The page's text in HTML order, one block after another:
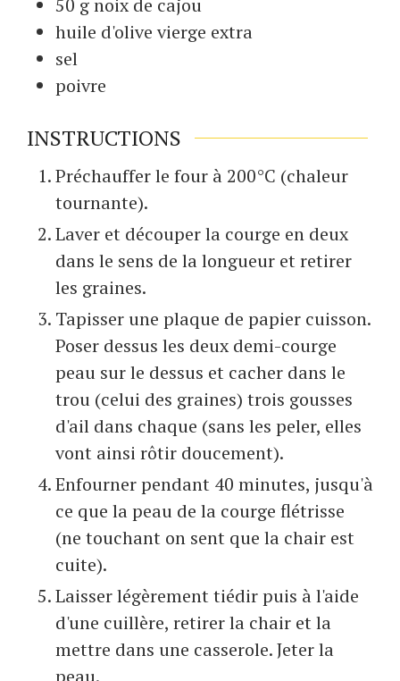
huile d'olive vierge extra
sel
poivre
INSTRUCTIONS
Préchauffer le four à 200°C (chaleur
tournante).
Laver et découper la courge en deux
dans le sens de la longueur et retirer
les graines.
Tapisser une plaque de papier cuisson.
Poser dessus les deux demi-courge
peau sur le dessus et cacher dans le
trou (celui des graines) trois gousses
d'ail dans chaque (sans les peler, elles
vont ainsi rôtir doucement).
Enfourner pendant 40 minutes, jusqu'à
ce que la peau de la courge flétrisse
(ne touchant on sent que la chair est
cuite).
Laisser légèrement tiédir puis à l'aide
d'une cuillère, retirer la chair et la
mettre dans une casserole. Jeter la